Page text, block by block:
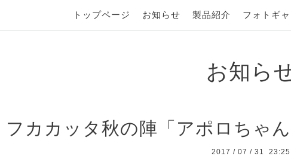
トップページ お知らせ 製品紹介 フォトギ
お知ら
フカカッタ秋の陣「アポロちゃ
2017 / 07 / 31 23:25